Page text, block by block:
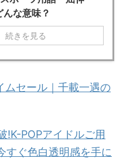
な意味？
続きを見る
ムセール｜千載一遇の
!K-POPアイドルご用
すぐ色白透明感を手に